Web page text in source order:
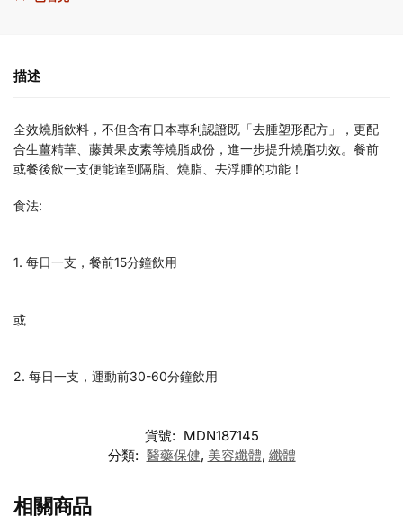
描述
全效燒脂飲料，不但含有日本專利認證既「去腫塑形配方」，更配
合生薑精華、藤黃果皮素等燒脂成份，進一步提升燒脂功效。餐前
或餐後飲一支便能達到隔脂、燒脂、去浮腫的功能！
食法:
1. 每日一支，餐前15分鐘飲用
或
2. 每日一支，運動前30-60分鐘飲用
貨號: MDN187145
分類: 醫藥保健, 美容纖體, 纖體
相關商品